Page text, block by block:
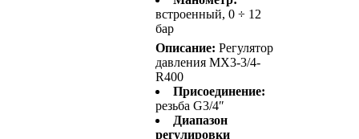
встроенный, 0 ÷ 12
бар
Описание: Регулятор
давления MX3-3/4-
R400
Присоединение:
резьба G3/4″
Диапазон
регулировки